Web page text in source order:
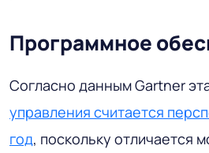
Программное
Согласно данным Gartner
управления считается
год, поскольку отличается